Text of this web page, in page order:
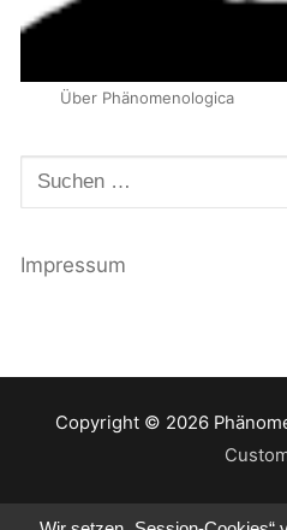
Über Phänomenologica
Suchen
nach:
Impressum
Copyright © 2026